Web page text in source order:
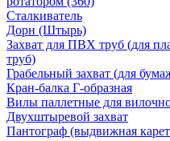
Сталкиватель
Дорн (Штырь)
Захват для ПВХ труб (для
труб)
Грабельный захват (для
Кран-балка Г-образная
Вилы паллетные для
Двухштыревой захват
Пантограф (выдвижная